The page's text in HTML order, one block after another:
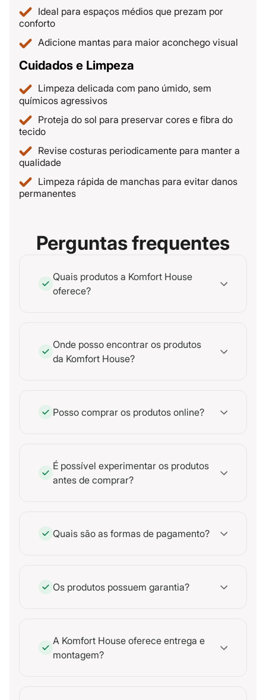
Ideal para espaços médios que prezam por
conforto
Adicione mantas para maior aconchego visual
Cuidados e Limpeza
Limpeza delicada com pano úmido, sem
químicos agressivos
Proteja do sol para preservar cores e fibra do
tecido
Revise costuras periodicamente para manter a
qualidade
Limpeza rápida de manchas para evitar danos
permanentes
Perguntas frequentes
Quais produtos a Komfort House
oferece?
Onde posso encontrar os produtos
da Komfort House?
Posso comprar os produtos online?
É possível experimentar os produtos
antes de comprar?
Quais são as formas de pagamento?
Os produtos possuem garantia?
A Komfort House oferece entrega e
montagem?